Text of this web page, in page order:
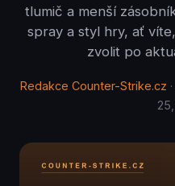
tlumič a menší
spray a styl hry, ať
zvolit po
Redakce Counter-Strike.cz